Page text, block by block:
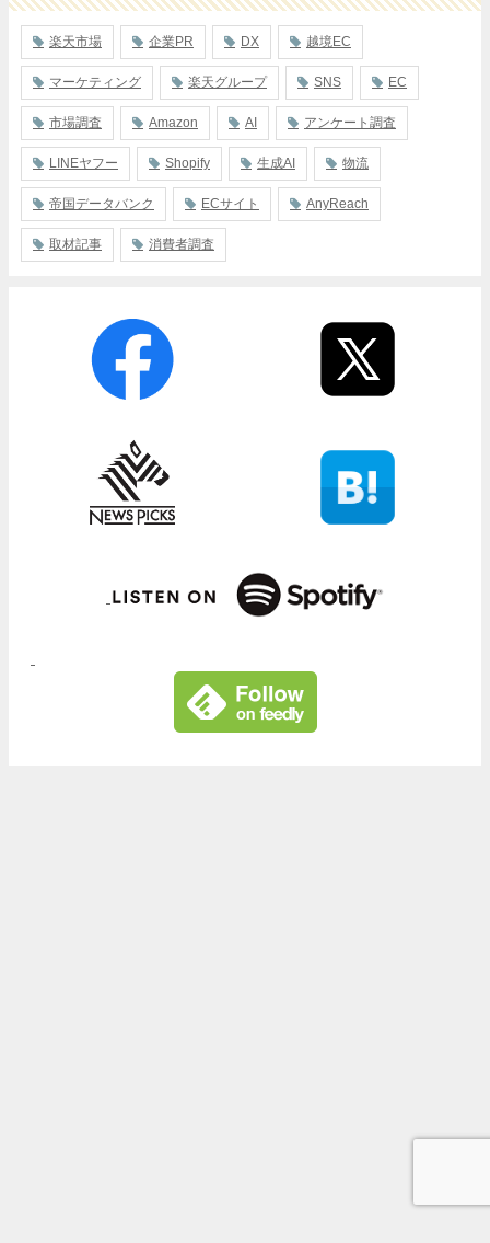
楽天市場 企業PR DX 越境EC
マーケティング 楽天グループ SNS EC
市場調査 Amazon AI アンケート調査
LINEヤフー Shopify 生成AI 物流
帝国データバンク ECサイト AnyReach
取材記事 消費者調査